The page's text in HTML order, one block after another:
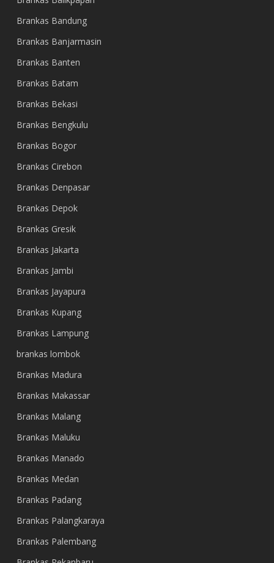
Brankas Bandung
Brankas Banjarmasin
Brankas Banten
Brankas Batam
Brankas Bekasi
Brankas Bengkulu
Brankas Bogor
Brankas Cirebon
Brankas Denpasar
Brankas Depok
Brankas Gresik
Brankas Jakarta
Brankas Jambi
Brankas Jayapura
Brankas Kupang
Brankas Lampung
brankas lombok
Brankas Madura
Brankas Makassar
Brankas Malang
Brankas Maluku
Brankas Manado
Brankas Medan
Brankas Padang
Brankas Palangkaraya
Brankas Palembang